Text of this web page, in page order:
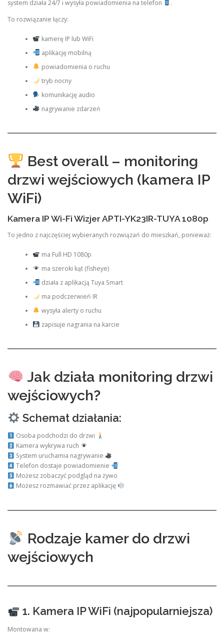
system działa 24/7 i wysyła powiadomienia na telefon
.
To rozwiązanie łączy:
kamerę IP lub WiFi
aplikację mobilną
powiadomienia o ruchu
tryb nocny
komunikację audio
nagrywanie zdarzeń
Best overall – monitoring
drzwi wejściowych (kamera IP
WiFi)
Kamera IP Wi-Fi Wizjer APTI-YK23IR-TUYA 1080p
To jedno z najczęściej wybieranych rozwiązań do mieszkań, ponieważ:
ma Full HD 1080p
ma szeroki kąt (fisheye)
działa z aplikacją Tuya Smart
ma podczerwień IR
wysyła alerty o ruchu
zapisuje nagrania na karcie
Jak działa monitoring drzwi
wejściowych?
Schemat działania:
Osoba podchodzi do drzwi
Kamera wykrywa ruch
System uruchamia nagrywanie
Telefon dostaje powiadomienie
Możesz zobaczyć podgląd na żywo
Możesz rozmawiać przez aplikację
Rodzaje kamer do drzwi
wejściowych
1. Kamera IP WiFi (najpopularniejsza)
Montowana w: